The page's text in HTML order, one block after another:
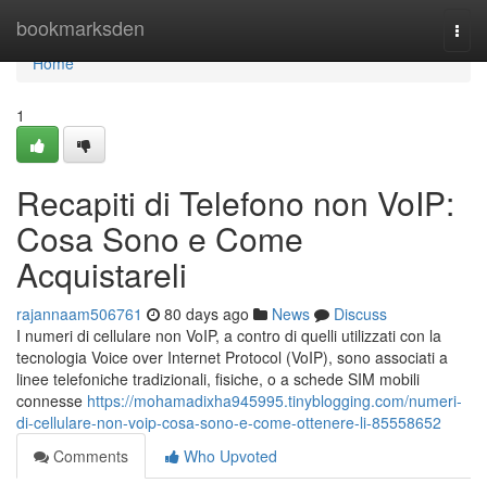
bookmarksden
Home
Home
1
Recapiti di Telefono non VoIP:
Cosa Sono e Come
Acquistareli
rajannaam506761 80 days ago News
Discuss
I numeri di cellulare non VoIP, a contro di quelli utilizzati con la
tecnologia Voice over Internet Protocol (VoIP), sono associati a
linee telefoniche tradizionali, fisiche, o a schede SIM mobili
connesse https://mohamadixha945995.tinyblogging.com/numeri-
di-cellulare-non-voip-cosa-sono-e-come-ottenere-li-85558652
Comments
Who Upvoted